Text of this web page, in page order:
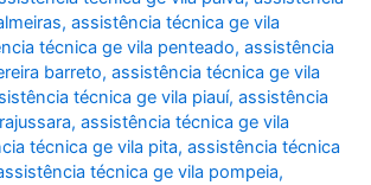
,assistência técnica ge vila
técnica ge vila penteado,assistência
barreto,assistência técnica ge vila
técnica ge vila piauí,assistência
,assistência técnica ge vila
técnica ge vila pita,assistência técnica
técnica ge vila pompeia,